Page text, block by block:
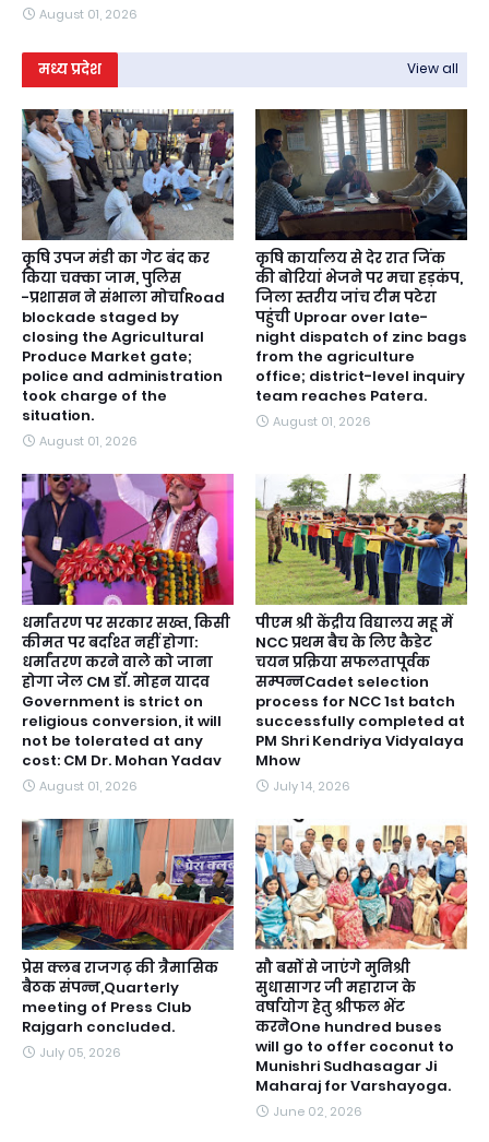
August 01, 2026
मध्य प्रदेश View all
कृषि उपज मंडी का गेट बंद कर
किया चक्का जाम, पुलिस
-प्रशासन ने संभाला मोर्चाRoad
blockade staged by
closing the Agricultural
Produce Market gate;
police and administration
took charge of the
situation.
August 01, 2026
कृषि कार्यालय से देर रात जिंक
की बोरियां भेजने पर मचा हड़कंप,
जिला स्तरीय जांच टीम पटेरा
पहुंची Uproar over late-
night dispatch of zinc bags
from the agriculture
office; district-level inquiry
team reaches Patera.
August 01, 2026
धर्मांतरण पर सरकार सख्त, किसी
कीमत पर बर्दाश्त नहीं होगा:
धर्मांतरण करने वाले को जाना
होगा जेल CM डॉ. मोहन यादव
Government is strict on
religious conversion, it will
not be tolerated at any
cost: CM Dr. Mohan Yadav
August 01, 2026
पीएम श्री केंद्रीय विद्यालय महू में
NCC प्रथम बैच के लिए कैडेट
चयन प्रक्रिया सफलतापूर्वक
सम्पन्नCadet selection
process for NCC 1st batch
successfully completed at
PM Shri Kendriya Vidyalaya
Mhow
July 14, 2026
प्रेस क्लब राजगढ़ की त्रैमासिक
बैठक संपन्न,Quarterly
meeting of Press Club
Rajgarh concluded.
July 05, 2026
सौ बसों से जाएंगे मुनिश्री
सुधासागर जी महाराज के
वर्षायोग हेतु श्रीफल भेंट
करनेOne hundred buses
will go to offer coconut to
Munishri Sudhasagar Ji
Maharaj for Varshayoga.
June 02, 2026